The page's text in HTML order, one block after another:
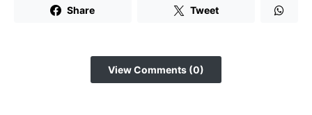
Share Tweet
View Comments (0)